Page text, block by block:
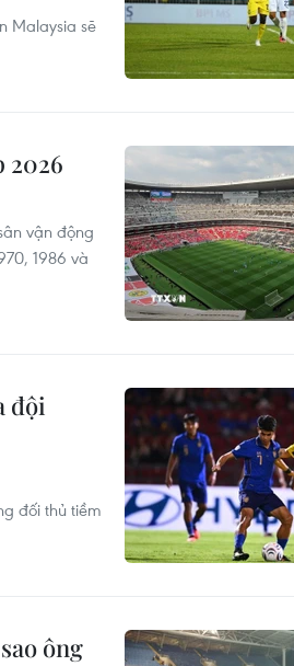
Malaysia sẽ
2026
vận động
1986 và
đội
đối thủ tiềm
ông